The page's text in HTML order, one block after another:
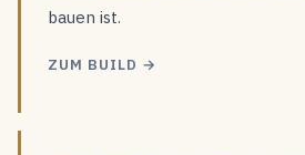
bauen ist.
ZUM BUILD →